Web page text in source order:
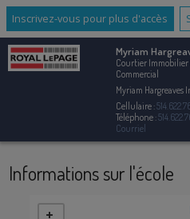
Inscrivez-vous pour plus d'accès
Myriam
Courtier Immobilier
Commercial
Myriam Hargreaves
Cellulaire :
Téléphone :
Courriel
Informations sur l'école